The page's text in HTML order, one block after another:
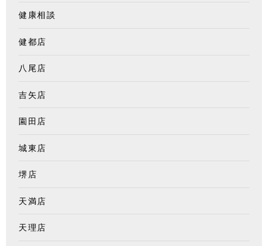
健康相談
健都店
八尾店
吉矢店
園田店
城東店
堺店
天満店
天理店